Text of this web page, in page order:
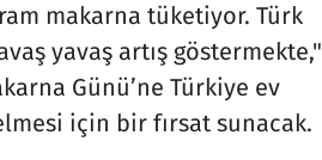
makarna tüketiyor. Türk
yavaş artış göstermekte,"
Günü’ne Türkiye ev
için bir fırsat sunacak.